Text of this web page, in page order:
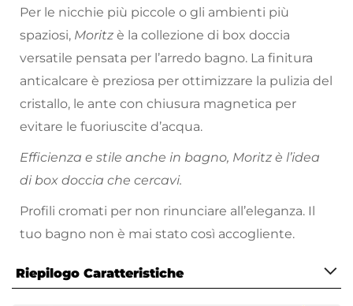
Per le nicchie più piccole o gli ambienti più
spaziosi, Moritz è la collezione di box doccia
versatile pensata per l’arredo bagno. La finitura
anticalcare è preziosa per ottimizzare la pulizia del
cristallo, le ante con chiusura magnetica per
evitare le fuoriuscite d’acqua.
Efficienza e stile anche in bagno, Moritz è l’idea
di box doccia che cercavi.
Profili cromati per non rinunciare all’eleganza. Il
tuo bagno non è mai stato così accogliente.
Riepilogo Caratteristiche